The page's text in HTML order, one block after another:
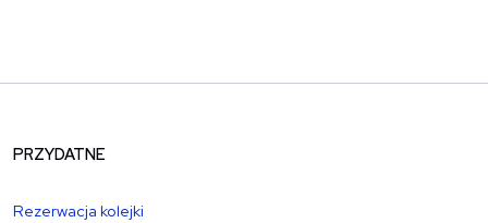
PRZYDATNE
Rezerwacja kolejki